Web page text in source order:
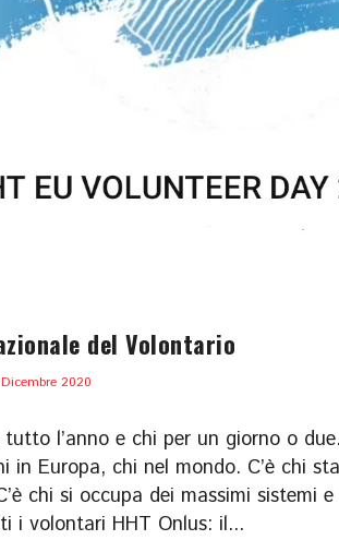
del Volontario
2020
l’anno e chi per un giorno o
in Europa, chi nel mondo. C’è chi
chi si occupa dei massimi sistemi
i volontari HHT Onlus: il...